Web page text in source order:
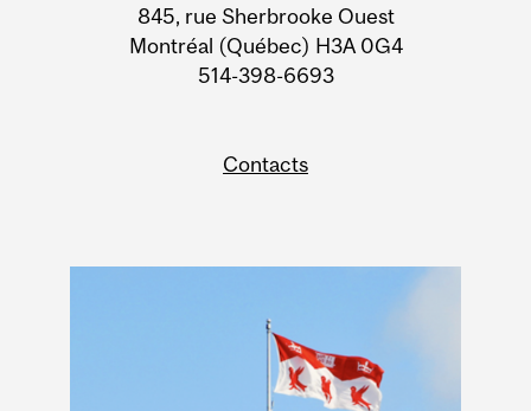
845, rue Sherbrooke Ouest
Montréal (Québec) H3A 0G4
514-398-6693
Contacts